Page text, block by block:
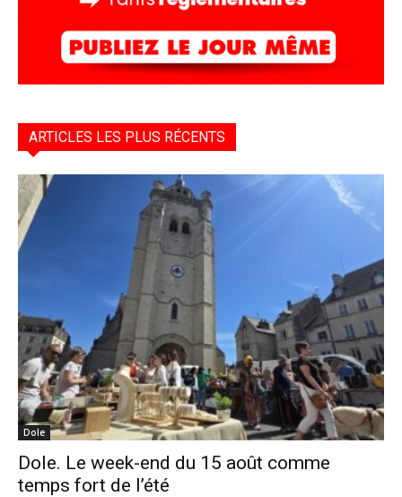
ARTICLES LES PLUS RÉCENTS
Dole
Dole. Le week-end du 15 août comme
temps fort de l’été